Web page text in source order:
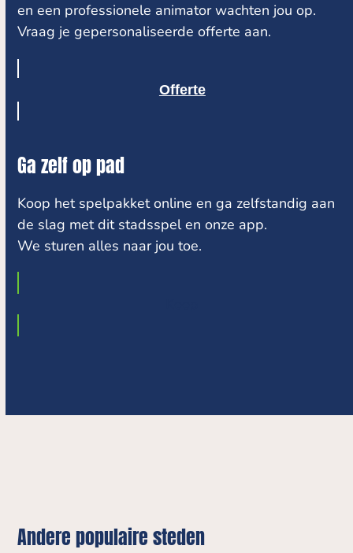
en een professionele animator wachten jou op.
Vraag je gepersonaliseerde offerte aan.
Offerte
Ga zelf op pad
Koop het spelpakket online en ga zelfstandig aan
de slag met dit stadsspel en onze app.
We sturen alles naar jou toe.
Andere populaire steden